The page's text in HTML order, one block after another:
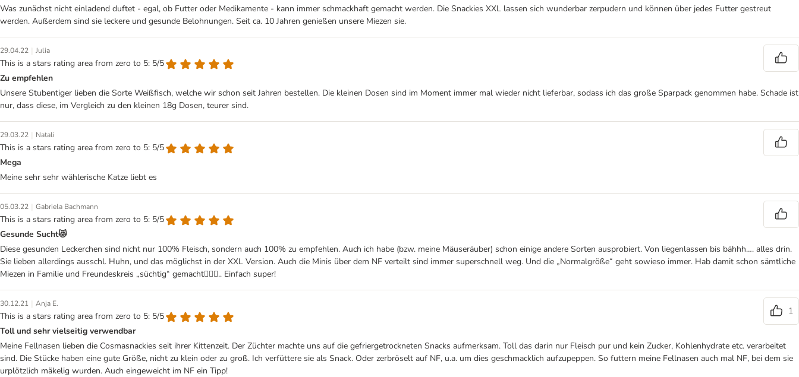
Was zunächst nicht einladend duftet - egal, ob Futter oder Medikamente - kann immer schmackhaft gemacht werden. Die Snackies XXL lassen sich wunderbar zerpudern und können über jedes Futter gestreut
werden. Außerdem sind sie leckere und gesunde Belohnungen. Seit ca. 10 Jahren genießen unsere Miezen sie.
29.04.22 | Julia
This is a stars rating area from zero to 5: 5/5
Zu empfehlen
Unsere Stubentiger lieben die Sorte Weißfisch, welche wir schon seit Jahren bestellen. Die kleinen Dosen sind im Moment immer mal wieder nicht lieferbar, sodass ich das große Sparpack genommen habe. Schade ist
nur, dass diese, im Vergleich zu den kleinen 18g Dosen, teurer sind.
29.03.22 | Natali
This is a stars rating area from zero to 5: 5/5
Mega
Meine sehr sehr wählerische Katze liebt es
05.03.22 | Gabriela Bachmann
This is a stars rating area from zero to 5: 5/5
Gesunde Sucht😻
Diese gesunden Leckerchen sind nicht nur 100% Fleisch, sondern auch 100% zu empfehlen. Auch ich habe (bzw. meine Mäuseräuber) schon einige andere Sorten ausprobiert. Von liegenlassen bis bähhh…. alles drin.
Sie lieben allerdings ausschl. Huhn, und das möglichst in der XXL Version. Auch die Minis über dem NF verteilt sind immer superschnell weg. Und die „Normalgröße“ geht sowieso immer. Hab damit schon sämtliche
Miezen in Familie und Freundeskreis „süchtig“ gemacht👍🏼😻.. Einfach super!
30.12.21 | Anja E.
This is a stars rating area from zero to 5: 5/5
1
Toll und sehr vielseitig verwendbar
Meine Fellnasen lieben die Cosmasnackies seit ihrer Kittenzeit. Der Züchter machte uns auf die gefriergetrockneten Snacks aufmerksam. Toll das darin nur Fleisch pur und kein Zucker, Kohlenhydrate etc. verarbeitet
sind. Die Stücke haben eine gute Größe, nicht zu klein oder zu groß. Ich verfüttere sie als Snack. Oder zerbröselt auf NF, u.a. um dies geschmacklich aufzupeppen. So futtern meine Fellnasen auch mal NF, bei dem sie
urplötzlich mäkelig wurden. Auch eingeweicht im NF ein Tipp!